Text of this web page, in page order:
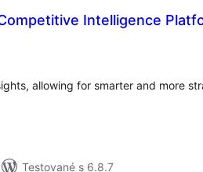
Intelligence
allowing for smarter and more
Testované s 6.8.7